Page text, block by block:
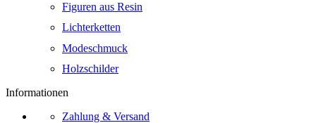
Figuren aus Resin
Lichterketten
Modeschmuck
Holzschilder
Informationen
Zahlung & Versand